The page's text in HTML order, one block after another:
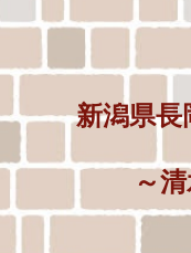
新潟県
～